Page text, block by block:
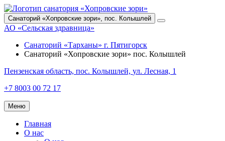
Санаторий «Хопровские зори», пос. Колышлей
АО «Сельская здравница»
Санаторий «Тарханы» г. Пятигорск
Санаторий «Хопровские зори» пос. Колышлей
Пензенская область, пос. Колышлей, ул. Лесная, 1
+7 8003 00 72 17
Меню
Главная
О нас